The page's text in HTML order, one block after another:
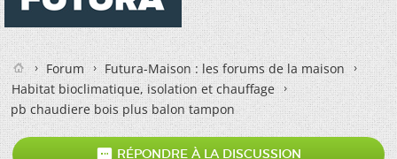
Forum
Futura-Maison : les forums de la maison
Habitat bioclimatique, isolation et chauffage
pb chaudiere bois plus balon tampon
 RÉPONDRE À LA DISCUSSION